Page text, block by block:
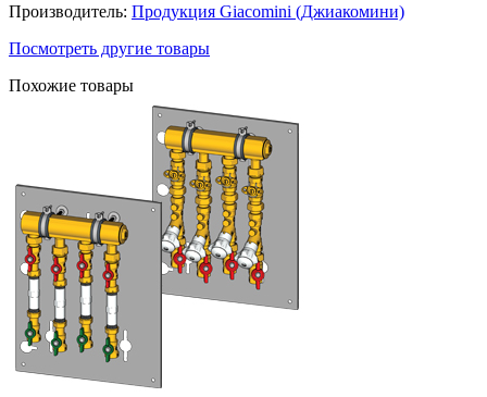
Производитель: Продукция Giacomini (Джиакомини)
Посмотреть другие товары
Похожие товары